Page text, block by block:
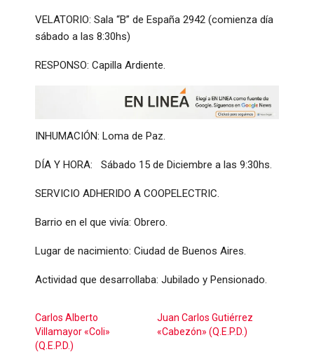
VELATORIO: Sala “B” de España 2942 (comienza día
sábado a las 8:30hs)
RESPONSO: Capilla Ardiente.
INHUMACIÓN: Loma de Paz.
DÍA Y HORA: Sábado 15 de Diciembre a las 9:30hs.
SERVICIO ADHERIDO A COOPELECTRIC.
Barrio en el que vivía: Obrero.
Lugar de nacimiento: Ciudad de Buenos Aires.
Actividad que desarrollaba: Jubilado y Pensionado.
Carlos Alberto
Villamayor «Coli»
(Q.E.P.D.)
Juan Carlos Gutiérrez
«Cabezón» (Q.E.P.D.)